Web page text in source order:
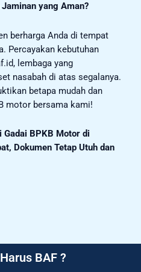
yang Aman?
berharga Anda di tempat
Percayakan kebutuhan
lembaga yang
nasabah di atas segalanya.
betapa mudah dan
motor bersama kami!
BPKB Motor di
Dokumen Tetap Utuh dan
BAF ?